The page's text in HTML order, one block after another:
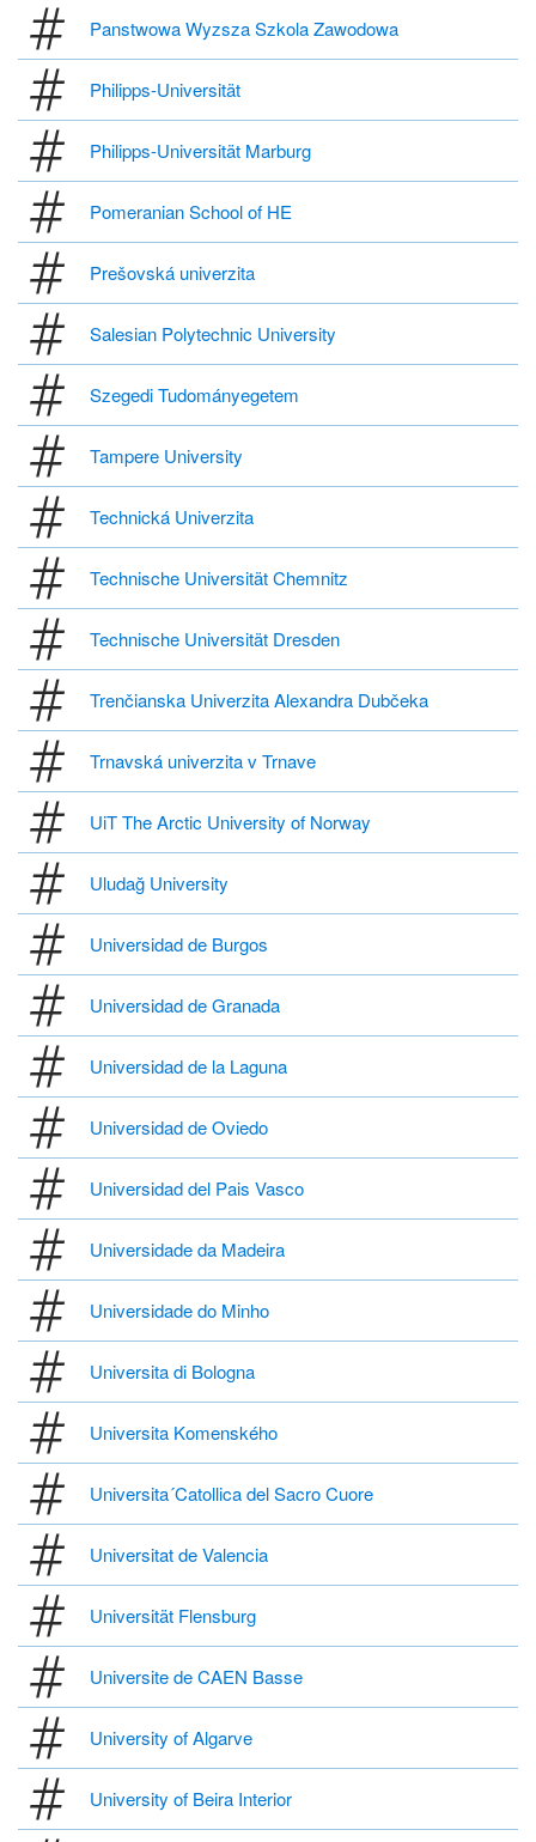
Panstwowa Wyzsza Szkola Zawodowa
Philipps-Universität
Philipps-Universität Marburg
Pomeranian School of HE
Prešovská univerzita
Salesian Polytechnic University
Szegedi Tudományegetem
Tampere University
Technická Univerzita
Technische Universität Chemnitz
Technische Universität Dresden
Trenčianska Univerzita Alexandra Dubčeka
Trnavská univerzita v Trnave
UiT The Arctic University of Norway
Uludağ University
Universidad de Burgos
Universidad de Granada
Universidad de la Laguna
Universidad de Oviedo
Universidad del Pais Vasco
Universidade da Madeira
Universidade do Minho
Universita di Bologna
Universita Komenského
Universita´Catollica del Sacro Cuore
Universitat de Valencia
Universität Flensburg
Universite de CAEN Basse
University of Algarve
University of Beira Interior